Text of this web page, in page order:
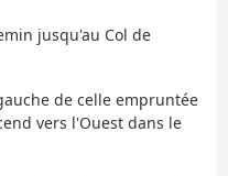
jusqu'au Col de
de celle empruntée
vers l'Ouest dans le